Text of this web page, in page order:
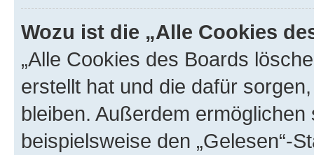
Wozu ist die „Alle Cookies
„Alle Cookies des Boards
erstellt hat und die dafür
bleiben. Außerdem
beispielsweise den „Gelesen“-